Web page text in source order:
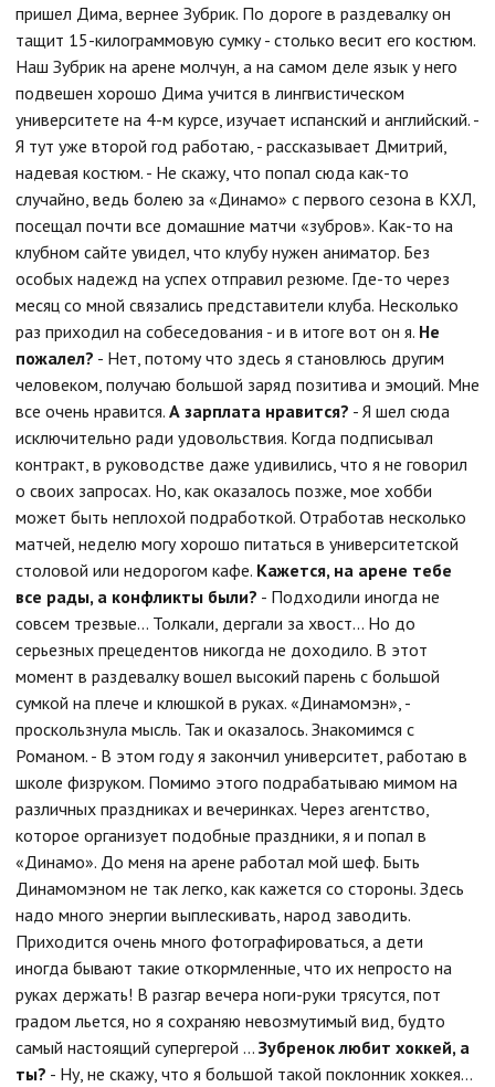
пришел Дима, вернее Зубрик. По дороге в раздевалку он
тащит 15-килограммовую сумку - столько весит его костюм.
Наш Зубрик на арене молчун, а на самом деле язык у него
подвешен хорошо Дима учится в лингвистическом
университете на 4-м курсе, изучает испанский и английский. -
Я тут уже второй год работаю, - рассказывает Дмитрий,
надевая костюм. - Не скажу, что попал сюда как-то
случайно, ведь болею за «Динамо» с первого сезона в КХЛ,
посещал почти все домашние матчи «зубров». Как-то на
клубном сайте увидел, что клубу нужен аниматор. Без
особых надежд на успех отправил резюме. Где-то через
месяц со мной связались представители клуба. Несколько
раз приходил на собеседования - и в итоге вот он я. Не
пожалел? - Нет, потому что здесь я становлюсь другим
человеком, получаю большой заряд позитива и эмоций. Мне
все очень нравится. А зарплата нравится? - Я шел сюда
исключительно ради удовольствия. Когда подписывал
контракт, в руководстве даже удивились, что я не говорил
о своих запросах. Но, как оказалось позже, мое хобби
может быть неплохой подработкой. Отработав несколько
матчей, неделю могу хорошо питаться в университетской
столовой или недорогом кафе. Кажется, на арене тебе
все рады, а конфликты были? - Подходили иногда не
совсем трезвые... Толкали, дергали за хвост... Но до
серьезных прецедентов никогда не доходило. В этот
момент в раздевалку вошел высокий парень с большой
сумкой на плече и клюшкой в руках. «Динамомэн», -
проскользнула мысль. Так и оказалось. Знакомимся с
Романом. - В этом году я закончил университет, работаю в
школе физруком. Помимо этого подрабатываю мимом на
различных праздниках и вечеринках. Через агентство,
которое организует подобные праздники, я и попал в
«Динамо». До меня на арене работал мой шеф. Быть
Динамомэном не так легко, как кажется со стороны. Здесь
надо много энергии выплескивать, народ заводить.
Приходится очень много фотографироваться, а дети
иногда бывают такие откормленные, что их непросто на
руках держать! В разгар вечера ноги-руки трясутся, пот
градом льется, но я сохраняю невозмутимый вид, будто
самый настоящий супергерой … Зубренок любит хоккей, а
ты? - Ну, не скажу, что я большой такой поклонник хоккея…